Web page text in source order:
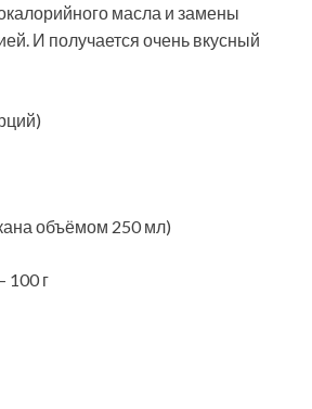
масла и замены
И получается очень вкусный
объёмом 250 мл)
100 г